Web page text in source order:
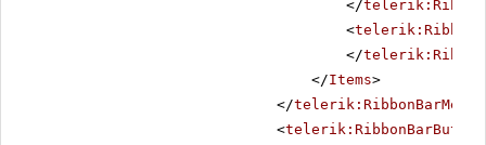
</
<
</
</Items>
</telerik:RibbonBarMenu
<telerik:RibbonBarButton